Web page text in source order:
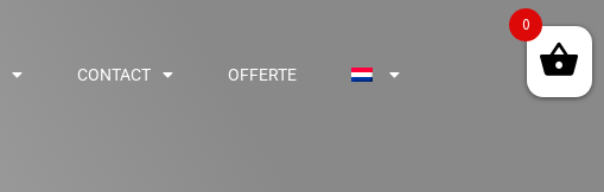
CONTACT OFFERTE
0